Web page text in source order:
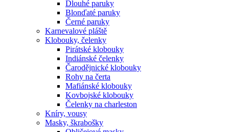
Dlouhé paruky
Blonďaté paruky
Černé paruky
Karnevalové pláště
Klobouky, čelenky
Pirátské klobouky
Indiánské čelenky
Čarodějnické klobouky
Rohy na čerta
Mafiánské klobouky
Kovbojské klobouky
Čelenky na charleston
Kníry, vousy
Masky, škrabošky